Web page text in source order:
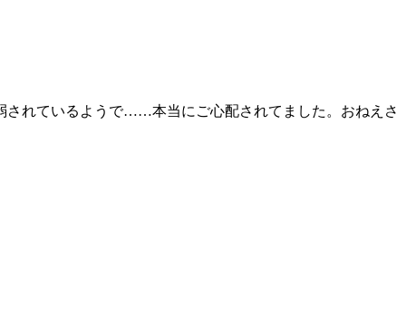
されているようで……本当にご心配されてました。おねえさ